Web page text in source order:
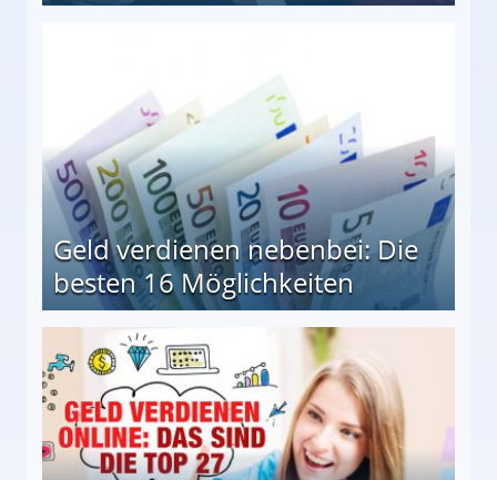
Geld verdienen nebenbei: Die
besten 16 Möglichkeiten